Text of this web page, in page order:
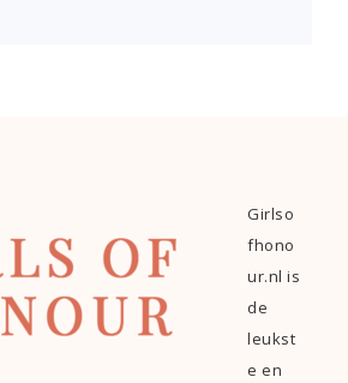
Girlso
fhono
ur.nl is
de
leukst
e en